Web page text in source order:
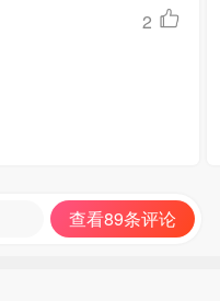
2
查看89条评论